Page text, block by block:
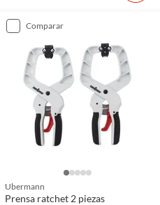
comparar
Ubermann
Prensa ratchet 2 piezas